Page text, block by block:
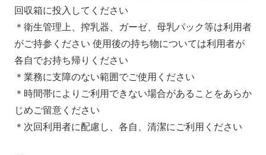
回収箱に投入してください
＊衛生管理上、搾乳器、ガーゼ、母乳パック等は利用者
がご持参ください 使用後の持ち物については利用者が
各自でお持ち帰りください
＊業務に支障のない範囲でご使用ください
＊時間帯によりご利用できない場合があることをあらか
じめご留意ください
＊次回利用者に配慮し、各自、清潔にご利用ください